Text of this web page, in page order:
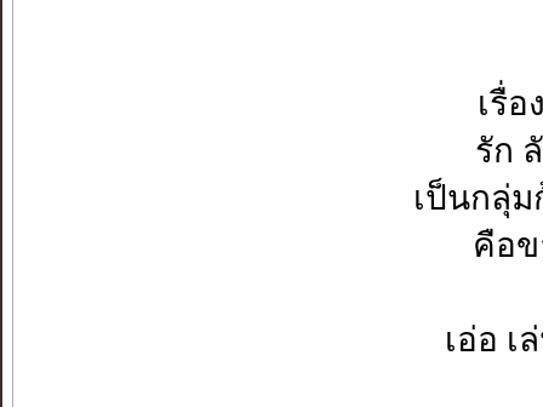
เรื่
รัก
เป็นกลุ่
คือ
เอ่อ เ